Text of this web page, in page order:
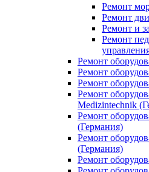
Ремонт
Ремонт
Ремонт и
Ремонт
Ремонт
Ремонт
Ремонт
Ремонт
Medizintechnik
Ремонт
(Германия)
Ремонт
(Германия)
Ремонт